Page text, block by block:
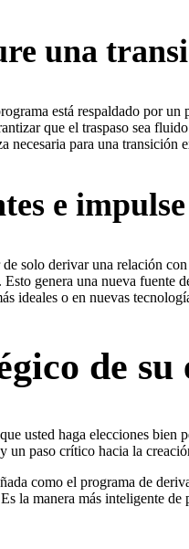
una
está respaldado por
que el traspaso sea
necesaria para una
e
solo derivar una relación
genera una nueva
ideales o en nuevas
de su
usted haga elecciones
un paso crítico hacia la
como el programa de
la manera más inteligente